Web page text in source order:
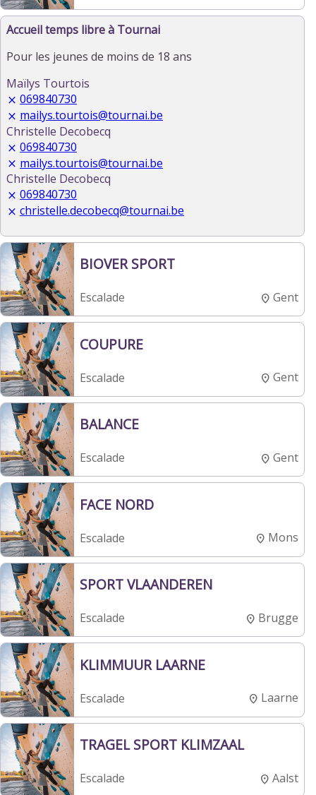
Accueil temps libre à Tournai
Pour les jeunes de moins de 18 ans
Maïlys Tourtois
069840730
mailys.tourtois@tournai.be
Christelle Decobecq
069840730
mailys.tourtois@tournai.be
Christelle Decobecq
069840730
christelle.decobecq@tournai.be
BIOVER SPORT
Escalade Gent
COUPURE
Escalade Gent
BALANCE
Escalade Gent
FACE NORD
Escalade Mons
SPORT VLAANDEREN
Escalade Brugge
KLIMMUUR LAARNE
Escalade Laarne
TRAGEL SPORT KLIMZAAL
Escalade Aalst